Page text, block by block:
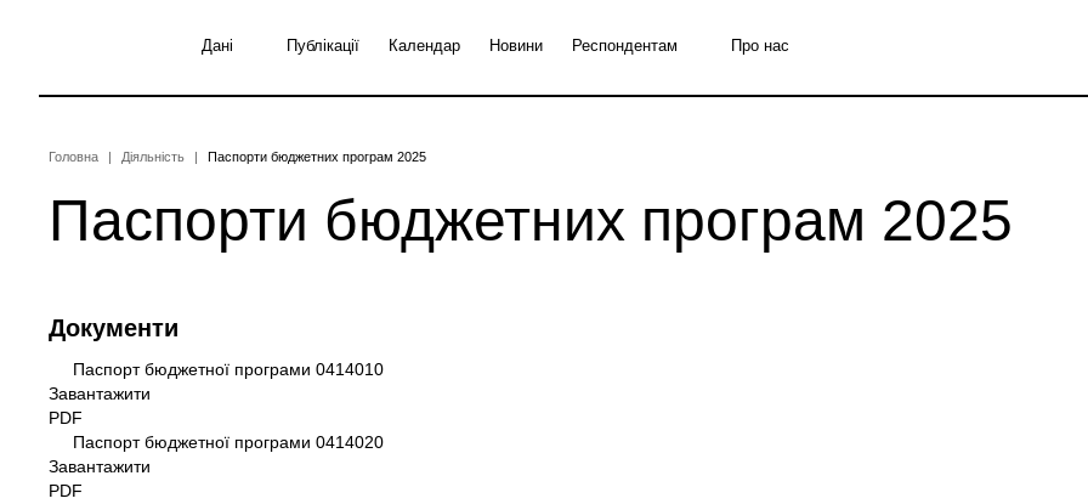
Дані Публікації Календар Новини Респондентам Про нас
Рядок
навіґації
Головна Діяльність Паспорти бюджетних програм 2025
Паспорти бюджетних програм 2025
Документи
Документ
Паспорт бюджетної програми 0414010
Завантажити
PDF
Документ
Паспорт бюджетної програми 0414020
Завантажити
PDF